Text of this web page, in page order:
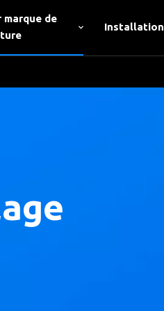
marque de
Installation